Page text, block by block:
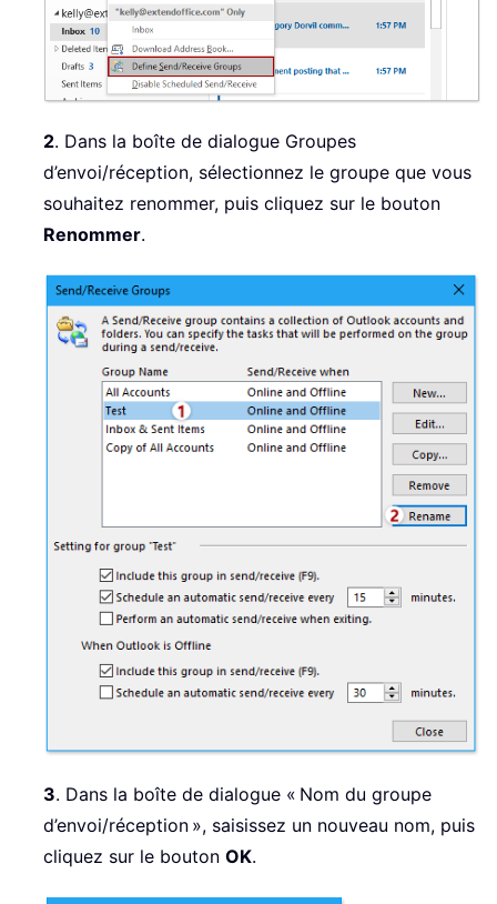
2. Dans la boîte de dialogue Groupes
d’envoi/réception, sélectionnez le groupe que vous
souhaitez renommer, puis cliquez sur le bouton
Renommer.
3. Dans la boîte de dialogue « Nom du groupe
d’envoi/réception », saisissez un nouveau nom, puis
cliquez sur le bouton OK.